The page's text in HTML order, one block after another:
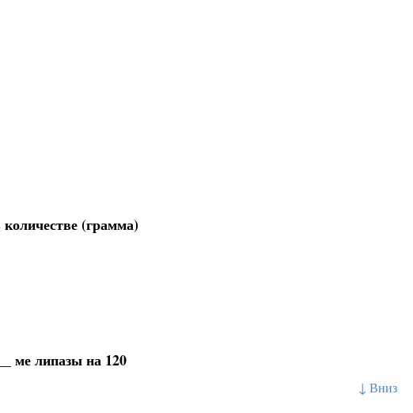
↓ Вниз
(грамма)
ме липазы на 120